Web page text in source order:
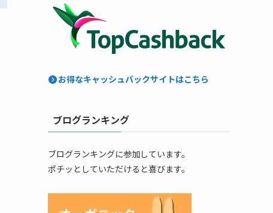
お得なキャッシュバックサイトはこちら
ブログランキング
ブログランキングに参加しています。
ポチッとしていただけると喜びます。